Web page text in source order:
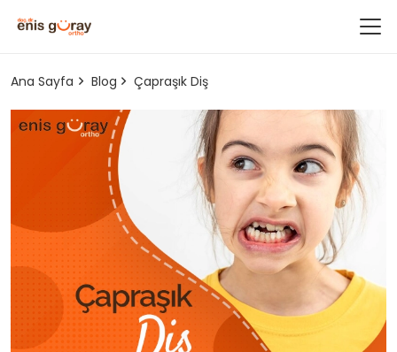
Ana Sayfa Blog Çapraşık Diş